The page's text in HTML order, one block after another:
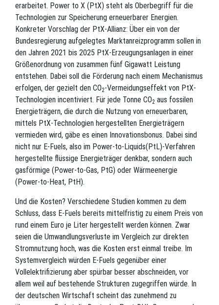
erarbeitet. Power to X (PtX) steht als Oberbegriff für die
Technologien zur Speicherung erneuerbarer Energien.
Konkreter Vorschlag der PtX-Allianz: Über ein von der
Bundesregierung aufgelegtes Marktanreizprogramm sollen in
den Jahren 2021 bis 2025 PtX-Erzeugungsanlagen in einer
Größenordnung von zusammen fünf Gigawatt Leistung
entstehen. Dabei soll die Förderung nach einem Mechanismus
erfolgen, der gezielt den CO2-Vermeidungseffekt von PtX-
Technologien incentiviert. Für jede Tonne CO2 aus fossilen
Energieträgern, die durch die Nutzung von erneuerbaren,
mittels PtX-Technologien hergestellten Energieträgern
vermieden wird, gäbe es einen Innovationsbonus. Dabei sind
nicht nur E-Fuels, also im Power-to-Liquids(PtL)-Verfahren
hergestellte flüssige Energieträger denkbar, sondern auch
gasförmige (Power-to-Gas, PtG) oder Wärmeenergie
(Power-to-Heat, PtH).
Und die Kosten? Verschiedene Studien kommen zu dem
Schluss, dass E-Fuels bereits mittelfristig zu einem Preis von
rund einem Euro je Liter hergestellt werden können. Zwar
seien die Umwandlungsverluste im Vergleich zur direkten
Stromnutzung hoch, was die Kosten erst einmal treibe. Im
Systemvergleich würden E-Fuels gegenüber einer
Vollelektrifizierung aber spürbar besser abschneiden, vor
allem weil auf bestehende Strukturen zugegriffen würde. In
der deutschen Wirtschaft scheint das zunehmend zu